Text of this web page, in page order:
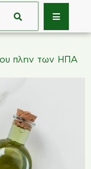
πλην των ΗΠΑ